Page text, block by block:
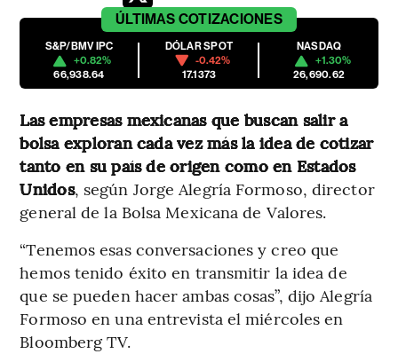
ÚLTIMAS COTIZACIONES
S&P/BMV IPC
+0.82%
66,938.64
DÓLAR SPOT
-0.42%
17.1373
NASDAQ
+1.30%
26,690.62
Las empresas mexicanas que buscan salir a
bolsa exploran cada vez más la idea de cotizar
tanto en su país de origen como en Estados
Unidos, según Jorge Alegría Formoso, director
general de la Bolsa Mexicana de Valores.
“Tenemos esas conversaciones y creo que
hemos tenido éxito en transmitir la idea de
que se pueden hacer ambas cosas”, dijo Alegría
Formoso en una entrevista el miércoles en
Bloomberg TV.